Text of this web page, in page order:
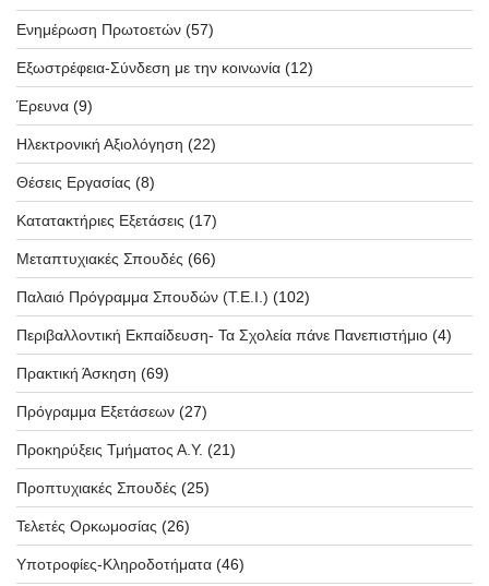
Ενημέρωση Πρωτοετών (57)
Εξωστρέφεια-Σύνδεση με την κοινωνία (12)
Έρευνα (9)
Ηλεκτρονική Αξιολόγηση (22)
Θέσεις Εργασίας (8)
Κατατακτήριες Εξετάσεις (17)
Μεταπτυχιακές Σπουδές (66)
Παλαιό Πρόγραμμα Σπουδών (T.E.I.) (102)
Περιβαλλοντική Εκπαίδευση- Τα Σχολεία πάνε Πανεπιστήμιο (4)
Πρακτική Άσκηση (69)
Πρόγραμμα Εξετάσεων (27)
Προκηρύξεις Τμήματος Α.Υ. (21)
Προπτυχιακές Σπουδές (25)
Τελετές Ορκωμοσίας (26)
Υποτροφίες-Κληροδοτήματα (46)